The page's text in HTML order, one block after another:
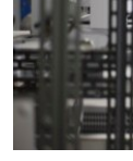
"Tìm"NGƯỜI
ĐỜI SỐNG
KINH TẾ
KHOA HỌC
HÀNH
MỘT NĂM
GIẢI MÃ
VIDEO
NGHE
MẠNG XÃ HỘI